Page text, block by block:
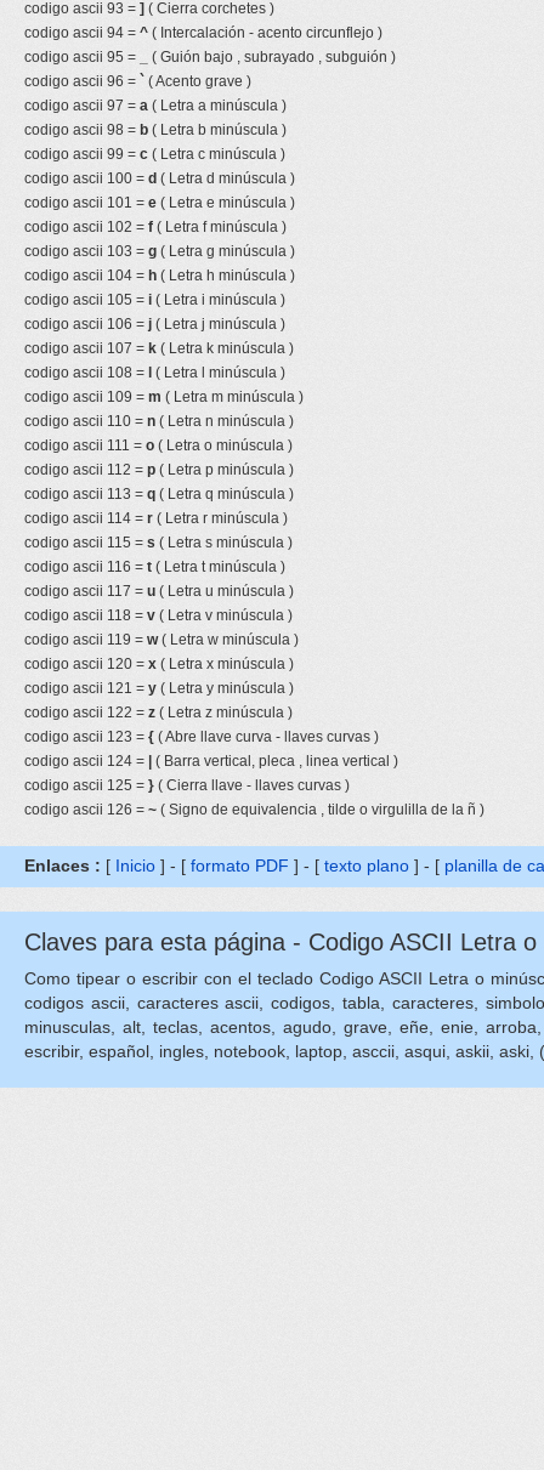
codigo ascii 93 = ] ( Cierra corchetes )
codigo ascii 94 = ^ ( Intercalación - acento circunflejo )
codigo ascii 95 =
( Guión bajo , subrayado , subguión )
codigo ascii 96 = ` ( Acento grave )
codigo ascii 97 = a ( Letra a minúscula )
codigo ascii 98 = b ( Letra b minúscula )
codigo ascii 99 = c ( Letra c minúscula )
codigo ascii 100 = d ( Letra d minúscula )
codigo ascii 101 = e ( Letra e minúscula )
codigo ascii 102 = f ( Letra f minúscula )
codigo ascii 103 = g ( Letra g minúscula )
codigo ascii 104 = h ( Letra h minúscula )
codigo ascii 105 = i ( Letra i minúscula )
codigo ascii 106 = j ( Letra j minúscula )
codigo ascii 107 = k ( Letra k minúscula )
codigo ascii 108 =
( Letra l minúscula )
codigo ascii 109 = m ( Letra m minúscula )
codigo ascii 110 = n ( Letra n minúscula )
codigo ascii 111 = o ( Letra o minúscula )
codigo ascii 112 = p ( Letra p minúscula )
codigo ascii 113 = q ( Letra q minúscula )
codigo ascii 114 = r ( Letra r minúscula )
codigo ascii 115 = s ( Letra s minúscula )
codigo ascii 116 = t ( Letra t minúscula )
codigo ascii 117 = u ( Letra u minúscula )
codigo ascii 118 = v ( Letra v minúscula )
codigo ascii 119 = w( Letra w minúscula )
codigo ascii 120 = x ( Letra x minúscula )
codigo ascii 121 = y ( Letra y minúscula )
codigo ascii 122 = z ( Letra z minúscula )
codigo ascii 123 = { ( Abre llave curva - llaves curvas )
codigo ascii 124 =
( Barra vertical, pleca , linea vertical )
codigo ascii 125 = } ( Cierra llave - llaves curvas )
codigo ascii 126 = ~ ( Signo de equivalencia , tilde o virgulilla de la ñ )
Enlaces : [ Inicio ] - [ formato PDF ] - [ texto plano ] - [ planilla de
Claves para esta página - Codigo ASCII Letra
Como tipear o escribir con el teclado Codigo ASCII Letra o
codigos ascii, caracteres ascii, codigos, tabla, caracteres,
minusculas, alt, teclas, acentos, agudo, grave, eñe, enie,
escribir, español, ingles, notebook, laptop, asccii, asqui, askii, aski,